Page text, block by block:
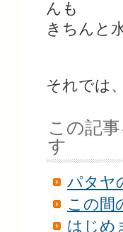
んも
きちんと
それでは
この記
す
パタヤ
この間
はじ